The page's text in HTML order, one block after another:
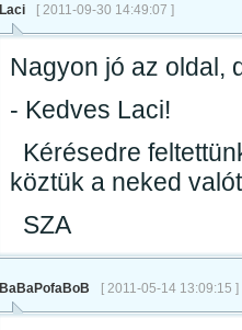
Laci [ 2011-09-30 14:49:07 ]
Nagyon jó az oldal,
- Kedves Laci!
Kérésedre
köztük a neked
SZA
BaBaPofaBoB [ 2011-05-14 13:09:15 ]